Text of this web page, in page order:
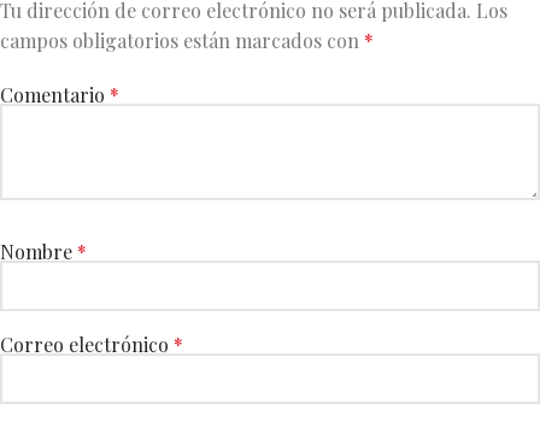
Tu dirección de correo electrónico no será publicada. Los
campos obligatorios están marcados con *
Comentario *
Nombre *
Correo electrónico *